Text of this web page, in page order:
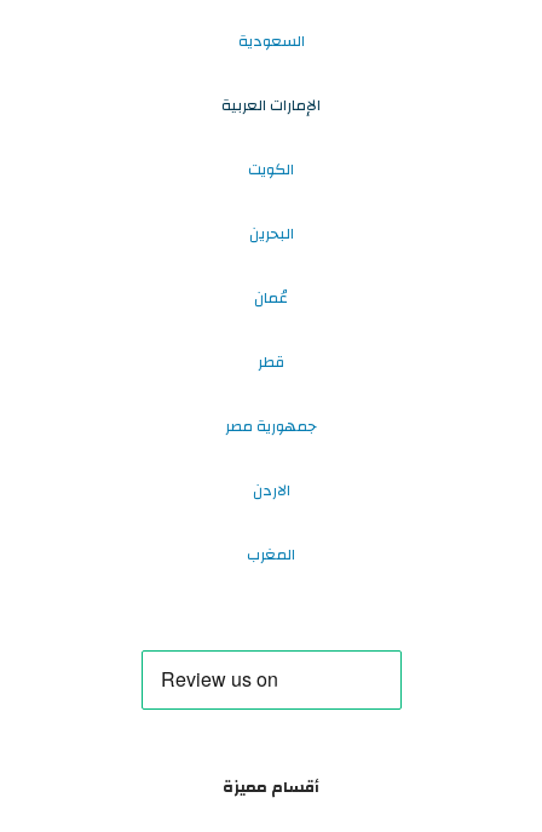
السعودية
الإمارات العربية
الكويت
البحرين
عُمان
قطر
جمهورية مصر
الاردن
المغرب
أقسام مميزة